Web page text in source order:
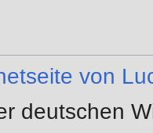
von
deutschen